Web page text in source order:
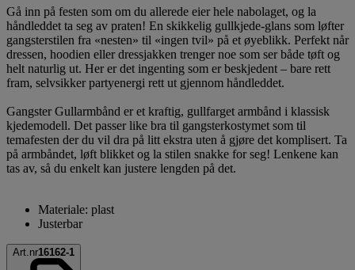
Gå inn på festen som om du allerede eier hele nabolaget, og la
håndleddet ta seg av praten! En skikkelig gullkjede-glans som løfter
gangsterstilen fra «nesten» til «ingen tvil» på et øyeblikk. Perfekt når
dressen, hoodien eller dressjakken trenger noe som ser både tøft og
helt naturlig ut. Her er det ingenting som er beskjedent – bare rett
fram, selvsikker partyenergi rett ut gjennom håndleddet.
Gangster Gullarmbånd er et kraftig, gullfarget armbånd i klassisk
kjedemodell. Det passer like bra til gangsterkostymet som til
temafesten der du vil dra på litt ekstra uten å gjøre det komplisert. Ta
på armbåndet, løft blikket og la stilen snakke for seg! Lenkene kan
tas av, så du enkelt kan justere lengden på det.
Materiale: plast
Justerbar
Art.nr16162-1